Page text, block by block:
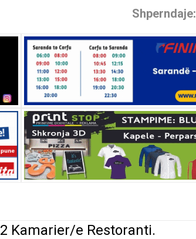
Shperndaje:
2 Kamarier/e Restoranti.